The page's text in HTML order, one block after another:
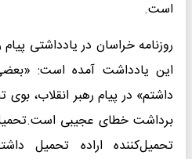
است.
روزنامه خراسان در یادداشتی
این یادداشت آمده است:
داشتم» در پیام رهبر انقلاب،
برداشت خطای عجیبی
تحمیل‌کننده اراده تحمیل